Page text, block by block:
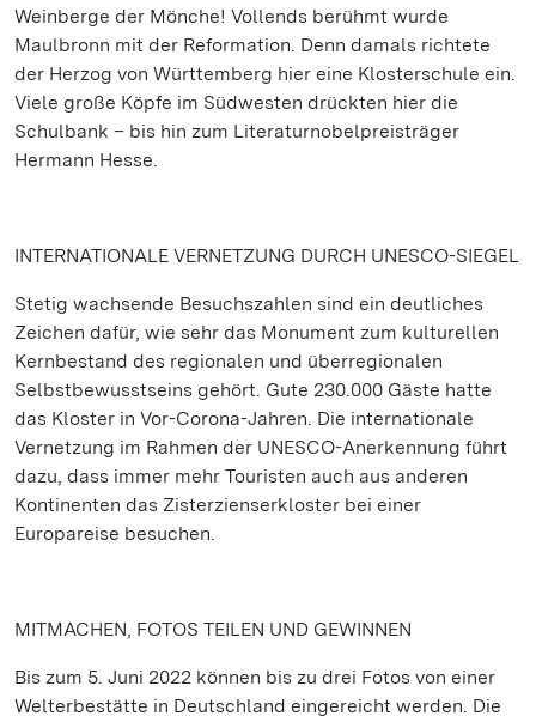
Weinberge der Mönche! Vollends berühmt wurde
Maulbronn mit der Reformation. Denn damals richtete
der Herzog von Württemberg hier eine Klosterschule ein.
Viele große Köpfe im Südwesten drückten hier die
Schulbank – bis hin zum Literaturnobelpreisträger
Hermann Hesse.
INTERNATIONALE VERNETZUNG DURCH UNESCO-SIEGEL
Stetig wachsende Besuchszahlen sind ein deutliches
Zeichen dafür, wie sehr das Monument zum kulturellen
Kernbestand des regionalen und überregionalen
Selbstbewusstseins gehört. Gute 230.000 Gäste hatte
das Kloster in Vor-Corona-Jahren. Die internationale
Vernetzung im Rahmen der UNESCO-Anerkennung führt
dazu, dass immer mehr Touristen auch aus anderen
Kontinenten das Zisterzienserkloster bei einer
Europareise besuchen.
MITMACHEN, FOTOS TEILEN UND GEWINNEN
Bis zum 5. Juni 2022 können bis zu drei Fotos von einer
Welterbestätte in Deutschland eingereicht werden. Die